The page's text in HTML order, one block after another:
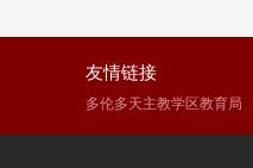
友情链接
多伦多天主教学区教育局